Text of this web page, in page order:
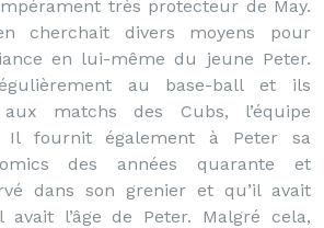
très protecteur de May.
cherchait divers moyens pour
en lui-même du jeune Peter.
au base-ball et ils
matchs des Cubs, l’équipe
Il fournit également à Peter sa
des années quarante et
dans son grenier et qu’il avait
avait l’âge de Peter. Malgré cela,